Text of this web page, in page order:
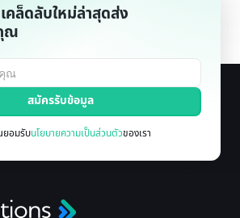
คล็ดลับใหม่ล่าสุดส่ง
ณ
ยอมรับนโยบายความเป็นส่วนตัวของเรา